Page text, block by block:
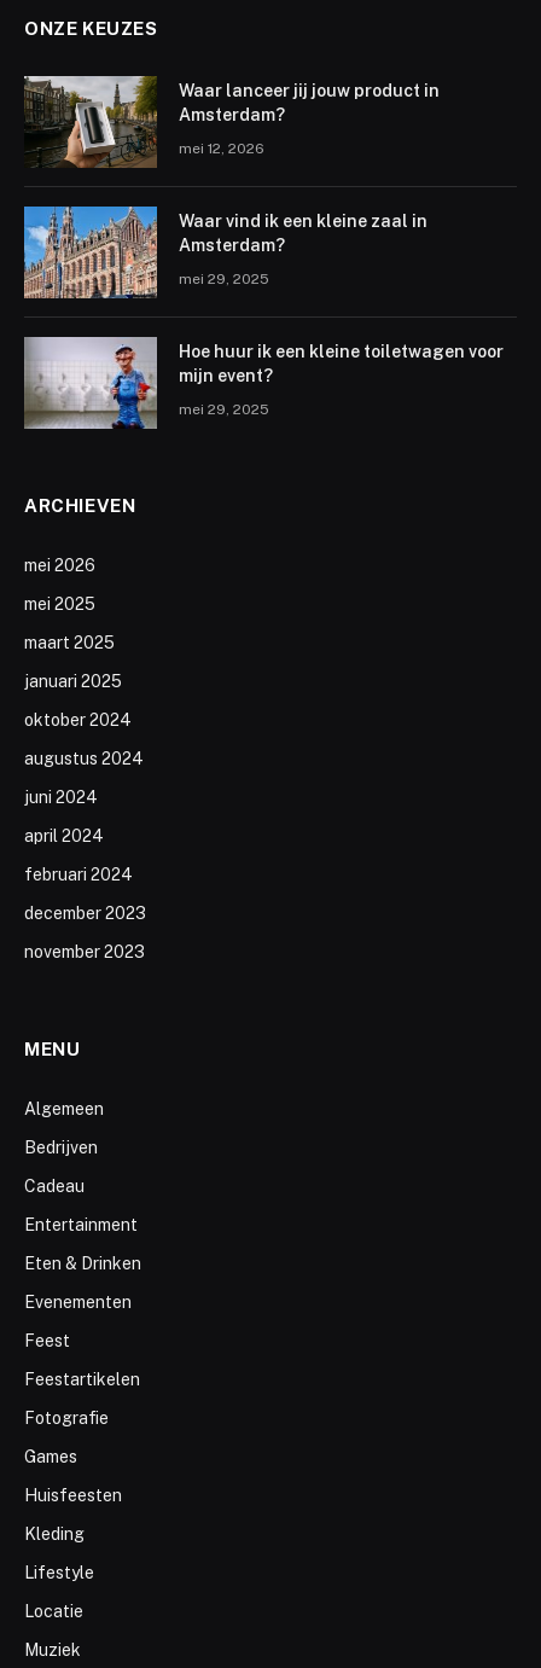
ONZE KEUZES
Waar lanceer jij jouw product in
Amsterdam?
mei 12, 2026
Waar vind ik een kleine zaal in
Amsterdam?
mei 29, 2025
Hoe huur ik een kleine toiletwagen voor
mijn event?
mei 29, 2025
ARCHIEVEN
mei 2026
mei 2025
maart 2025
januari 2025
oktober 2024
augustus 2024
juni 2024
april 2024
februari 2024
december 2023
november 2023
MENU
Algemeen
Bedrijven
Cadeau
Entertainment
Eten & Drinken
Evenementen
Feest
Feestartikelen
Fotografie
Games
Huisfeesten
Kleding
Lifestyle
Locatie
Muziek